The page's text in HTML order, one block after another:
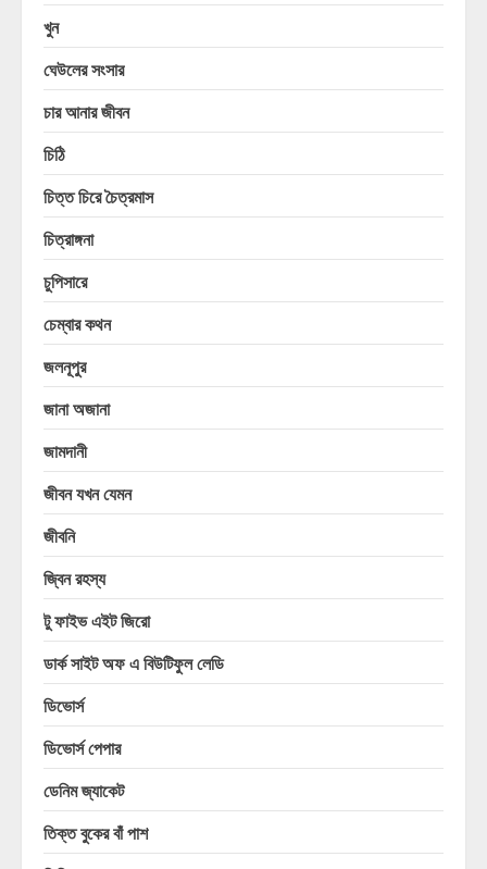
খুন
ঘেউলের সংসার
চার আনার জীবন
চিঠি
চিত্ত চিরে চৈত্রমাস
চিত্রাঙ্গনা
চুপিসারে
চেম্বার কথন
জলনূপুর
জানা অজানা
জামদানী
জীবন যখন যেমন
জীবনি
জ্বিন রহস্য
টু ফাইভ এইট জিরো
ডার্ক সাইট অফ এ বিউটিফুল লেডি
ডিভোর্স
ডিভোর্স পেপার
ডেনিম জ্যাকেট
তিক্ত বুকের বাঁ পাশ